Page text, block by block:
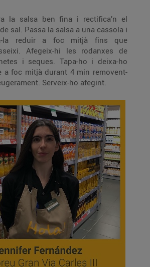
la salsa ben fina i rectifica’n el
Passa la salsa a una cassola i
la reduir a foc mitjà fins que
Afegeix-hi les rodanxes de
i seques. Tapa-ho i deixa-ho
a foc mitjà durant 4 min removent-
ho lleugerament. Serveix-ho afegint.